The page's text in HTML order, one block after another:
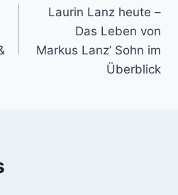
Laurin Lanz heute –
Das Leben von
Markus Lanz’ Sohn im
Überblick